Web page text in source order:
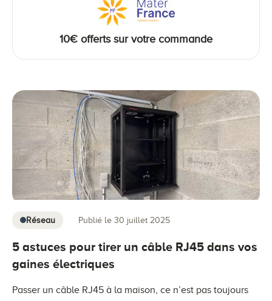
10€ offerts sur votre commande
Réseau Publié le 30 juillet 2025
5 astuces pour tirer un câble RJ45 dans vos
gaines électriques
Passer un câble RJ45 à la maison, ce n’est pas toujours